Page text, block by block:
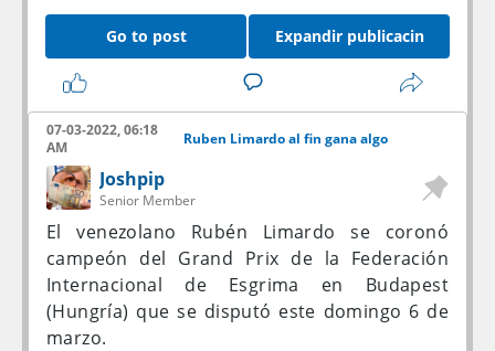
La Guaira.
LOS CUATRO ELIMINADOS DE LA
LIBERTADORES
Los equipos que recibieron un premio
consolación, pues fueron eliminados de la
tercera instancia de la Copa Libertadores y
ahora competirán en la Sudamericana, son el
Fluminense brasileño, el Everton chileno y los
ecuatorianos Barcelona y Universidad
Católica.
jugadores masculinos, 20 femeninos y 10
jóvenes para el Kopa y otros 10 para el
Yashin.
Se reduce el número de países con derecho a
voto. «Solo los representantes de los
primeros cien países en el ranking FIFA (y los
cincuenta para las mujeres) estarán
«habilitados» para votar».
Habrá nuevos criterios para votar:
El criterio número 1 se centrará
Go to post Expandir publicacin
07-03-2022, 06:18
AM
Ruben Limardo al fin gana algo
Joshpip
Senior Member
El venezolano Rubén Limardo se coronó
campeón del Grand Prix de la Federación
Internacional de Esgrima en Budapest
(Hungría) que se disputó este domingo 6 de
marzo.